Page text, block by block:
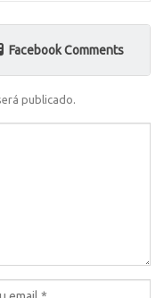
Facebook Comments
publicado.